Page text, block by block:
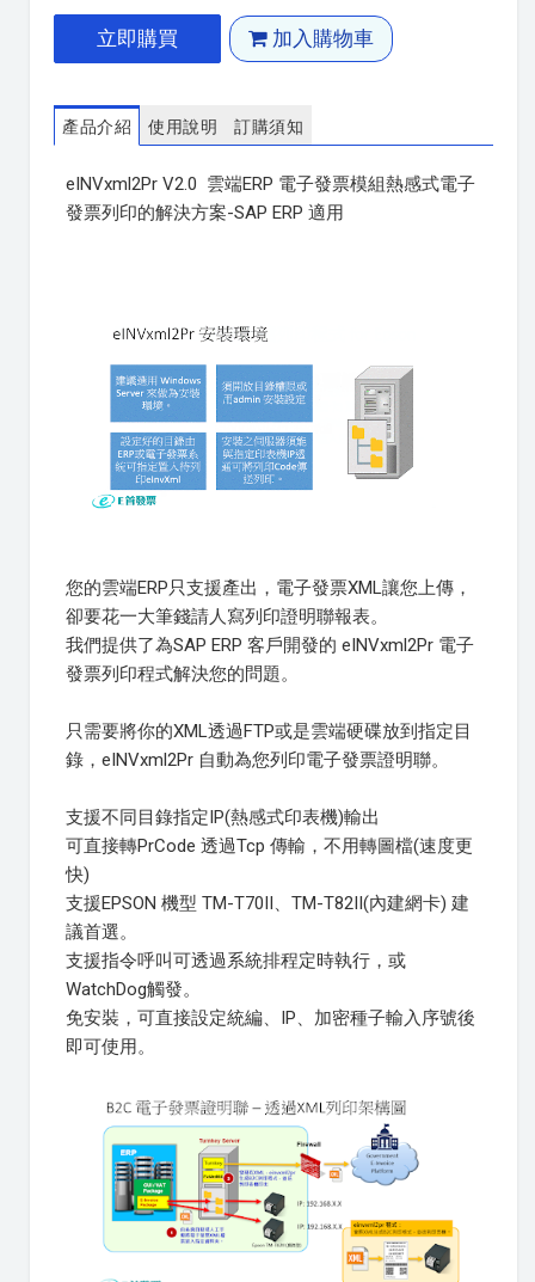
立即購買 加入購物車
產品介紹 使用說明 訂購須知
eINVxml2Pr V2.0 雲端ERP 電子發票模組熱感式電子
發票列印的解決方案-SAP ERP 適用
您的雲端ERP只支援產出，電子發票XML讓您上傳，
卻要花一大筆錢請人寫列印證明聯報表。
我們提供了為SAP ERP 客戶開發的 eINVxml2Pr 電子
發票列印程式解決您的問題。
只需要將你的XML透過FTP或是雲端硬碟放到指定目
錄，eINVxml2Pr 自動為您列印電子發票證明聯。
支援不同目錄指定IP(熱感式印表機)輸出
可直接轉PrCode 透過Tcp 傳輸，不用轉圖檔(速度更
快)
支援EPSON 機型 TM-T70II、TM-T82II(內建網卡) 建
議首選。
支援指令呼叫可透過系統排程定時執行，或
WatchDog觸發。
免安裝，可直接設定統編、IP、加密種子輸入序號後
即可使用。